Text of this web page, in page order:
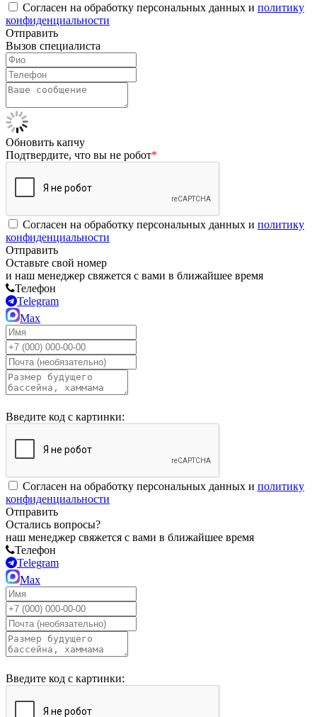
Согласен на обработку персональных данных и политику
конфиденциальности
Отправить
Вызов специалиста
Обновить капчу
Подтвердите, что вы не робот*
Согласен на обработку персональных данных и политику
конфиденциальности
Отправить
Оставьте свой номер
и наш менеджер свяжется с вами в ближайшее время
Телефон
Telegram
Max
Введите код с картинки:
Согласен на обработку персональных данных и политику
конфиденциальности
Отправить
Остались вопросы?
наш менеджер свяжется с вами в ближайшее время
Телефон
Telegram
Max
Введите код с картинки: